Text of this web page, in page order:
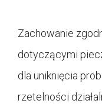
Zachowanie
dotyczącymi
dla uniknięcia
rzetelności